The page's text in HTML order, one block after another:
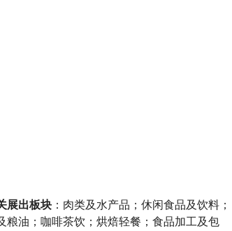
展出板块：肉类及水产品；休闲食品及饮料；
油；咖啡茶饮；烘焙轻餐；食品加工及包